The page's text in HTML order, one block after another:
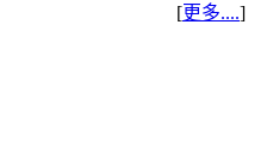
[更多....]